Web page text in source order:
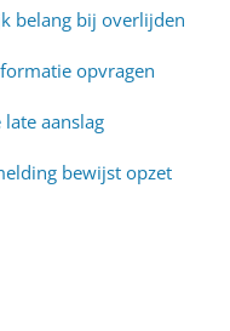
belang bij overlijden
opvragen
aanslag
bewijst opzet